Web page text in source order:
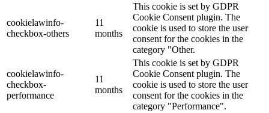
cookielawinfo-
checkbox-others
11
months
This cookie is set by GDPR
Cookie Consent plugin. The
cookie is used to store the user
consent for the cookies in the
category "Other.
cookielawinfo-
checkbox-
performance
11
months
This cookie is set by GDPR
Cookie Consent plugin. The
cookie is used to store the user
consent for the cookies in the
category "Performance".